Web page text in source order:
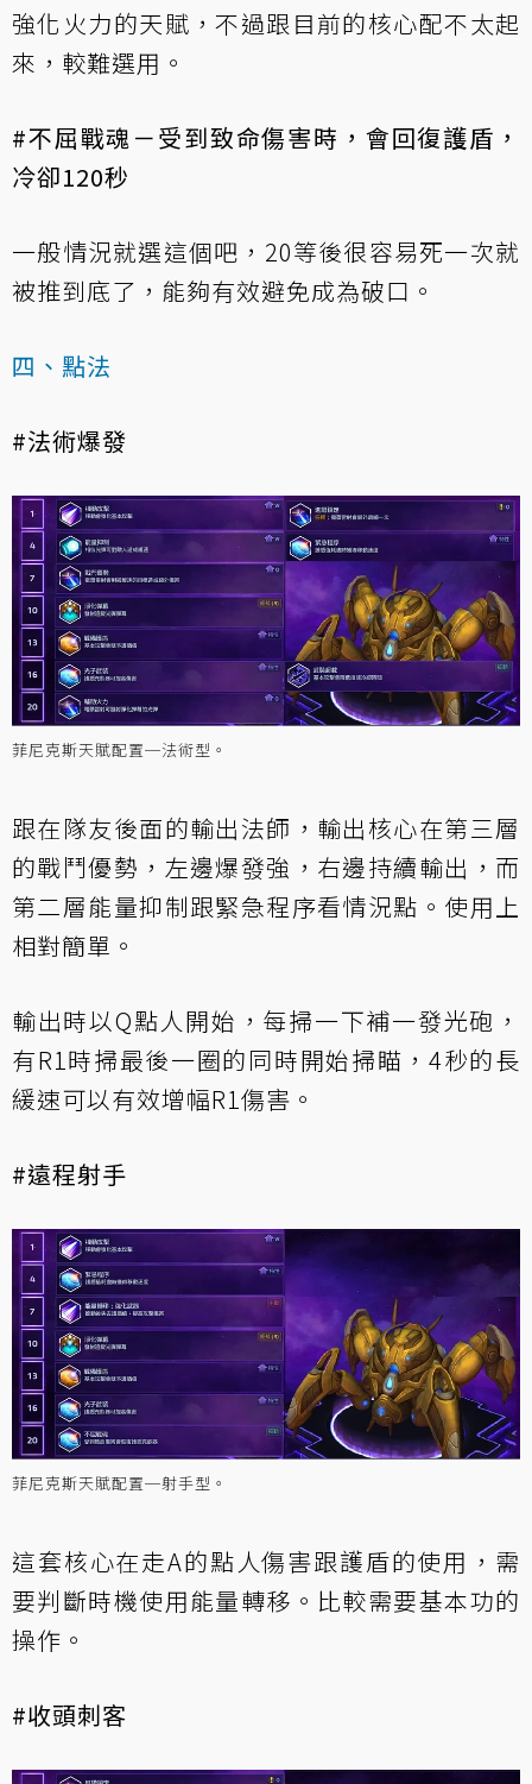
強化火力的天賦，不過跟目前的核心配不太起
來，較難選用。
#不屈戰魂－受到致命傷害時，會回復護盾，
冷卻120秒
一般情況就選這個吧，20等後很容易死一次就
被推到底了，能夠有效避免成為破口。
四、點法
#法術爆發
菲尼克斯天賦配置─法術型。
跟在隊友後面的輸出法師，輸出核心在第三層
的戰鬥優勢，左邊爆發強，右邊持續輸出，而
第二層能量抑制跟緊急程序看情況點。使用上
相對簡單。
輸出時以Q點人開始，每掃一下補一發光砲，
有R1時掃最後一圈的同時開始掃瞄，4秒的長
緩速可以有效增幅R1傷害。
#遠程射手
菲尼克斯天賦配置─射手型。
這套核心在走A的點人傷害跟護盾的使用，需
要判斷時機使用能量轉移。比較需要基本功的
操作。
#收頭刺客